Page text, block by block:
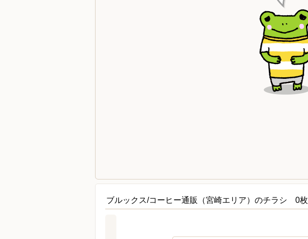
ブルックス/コーヒー通販（宮崎エリア）のチラシ 0枚